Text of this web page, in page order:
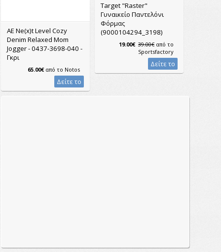
Target "Raster"
Γυναικείο Παντελόνι
Φόρμας
(9000104294_3198)
19.00€ 39.00€ από το
Sportsfactory
Δείτε το
AE Ne(x)t Level Cozy
Denim Relaxed Mom
Jogger - 0437-3698-040 -
Γκρι
65.00€από το Notos
Δείτε το